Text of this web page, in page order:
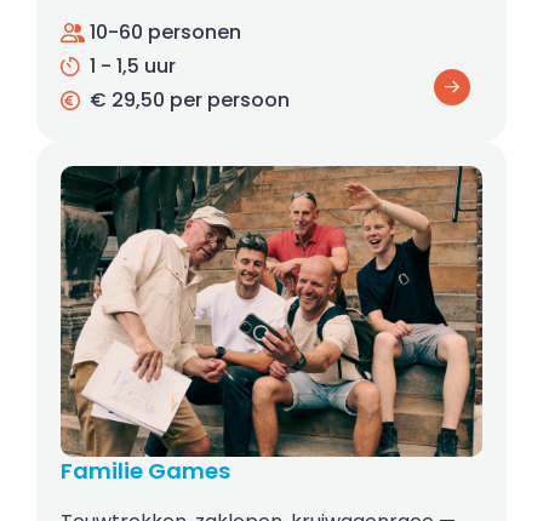
10-60 personen
1 - 1,5 uur
€ 29,50 per persoon
Familie Games